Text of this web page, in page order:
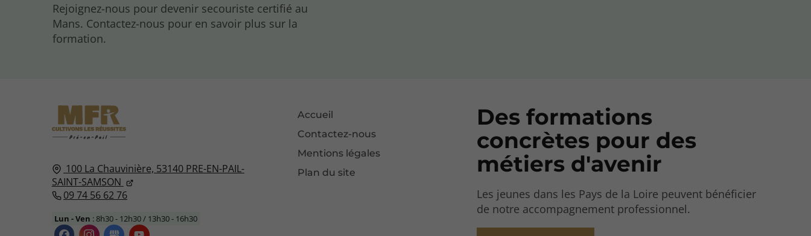
Rejoignez-nous pour devenir secouriste certifié au
Mans. Contactez-nous pour en savoir plus sur la
formation.
100 La Chauvinière, 53140 PRE-EN-PAIL-
SAINT-SAMSON
09 74 56 62 76
Lun - Ven : 8h30 - 12h30 / 13h30 - 16h30
Accueil
Contactez-nous
Mentions légales
Plan du site
Des formations
concrètes pour des
métiers d'avenir
Les jeunes dans les Pays de la Loire peuvent bénéficier
de notre accompagnement professionnel.